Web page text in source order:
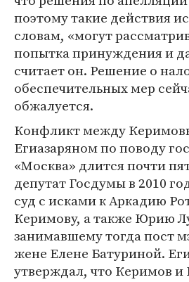
поэтому такие действия
словам, «могут
попытка принуждения и
считает он. Решение о
обеспечительных мер
обжалуется.
Конфликт между
Егиазаряном по поводу
«Москва» длится почти
депутат Госдумы в 2010
суд с исками к Аркадию
Керимову, а также Юрию
занимавшему тогда пост
жене Елене Батуриной.
утверждал, что Керимов и